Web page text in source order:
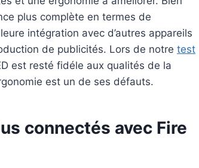
plus complète en termes de
intégration avec d’autres appareils
de publicités. Lors de notre test
est resté fidéle aux qualités de la
est un de ses défauts.
connectés avec Fire